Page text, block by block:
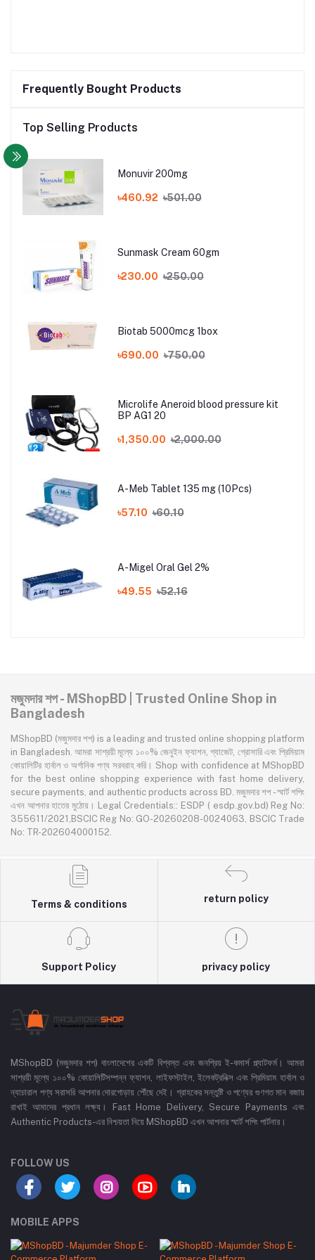
Frequently Bought Products
Top Selling Products
Monuvir 200mg
৳460.92 ৳501.00
Sunmask Cream 60gm
৳230.00 ৳250.00
Biotab 5000mcg 1box
৳690.00 ৳750.00
Microlife Aneroid blood pressure kit
BP AG1 20
৳1,350.00 ৳2,000.00
A-Meb Tablet 135 mg (10Pcs)
৳57.10 ৳60.10
A-Migel Oral Gel 2%
৳49.55 ৳52.16
মজুমদার শপ - MShopBD | Trusted Online Shop in
Bangladesh
MShopBD (মজুমদার শপ) is a leading and trusted online shopping platform
in Bangladesh. আমরা সাশ্রয়ী মূল্যে ১০০% জেনুইন ফ্যাশন, গ্যাজেট, গ্রোসারি এবং প্রিমিয়াম
কোয়ালিটির হার্বাল ও অর্গানিক পণ্য সরবরাহ করি। Shop with confidence at MShopBD
for the best online shopping experience with fast home delivery,
secure payments, and authentic products across BD. মজুমদার শপ - স্মার্ট শপিং
এখন আপনার হাতের মুঠোয়। Legal Credentials:: ESDP ( esdp.gov.bd) Reg No:
355611/2021,BSCIC Reg No: GO-20260208-0024063, BSCIC Trade
No: TR-202604000152.
Terms & conditions
return policy
Support Policy privacy policy
MShopBD (মজুমদার শপ) বাংলাদেশের একটি বিশ্বস্ত এবং জনপ্রিয় ই-কমার্স প্ল্যাটফর্ম। আমরা
সাশ্রয়ী মূল্যে ১০০% কোয়ালিটিসম্পন্ন ফ্যাশন, লাইফস্টাইল, ইলেকট্রনিক্স এবং প্রিমিয়াম হার্বাল ও
ন্যাচারাল পণ্য সরাসরি আপনার দোরগোড়ায় পৌঁছে দেই। গ্রাহকের সন্তুষ্টি ও পণ্যের গুণগত মান বজায়
রাখাই আমাদের প্রধান লক্ষ্য। Fast Home Delivery, Secure Payments এবং
Authentic Products-এর নিশ্চয়তা নিয়ে MShopBD এখন আপনার স্মার্ট শপিং পার্টনার।
FOLLOW US
MOBILE APPS